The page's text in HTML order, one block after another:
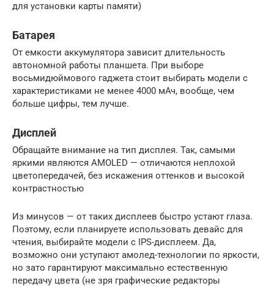
для установки карты памяти)
Батарея
От емкости аккумулятора зависит длительность
автономной работы планшета. При выборе
восьмидюймового гаджета стоит выбирать модели с
характеристиками не менее 4000 мАч, вообще, чем
больше цифры, тем лучше.
Дисплей
Обращайте внимание на тип дисплея. Так, самыми
яркими являются AMOLED — отличаются неплохой
цветопередачей, без искажения оттенков и высокой
контрастностью
Из минусов — от таких дисплеев быстро устают глаза.
Поэтому, если планируете использовать девайс для
чтения, выбирайте модели с IPS-дисплеем. Да,
возможно они уступают амолед-технологии по яркости,
но зато гарантируют максимально естественную
передачу цвета (не зря графические редакторы